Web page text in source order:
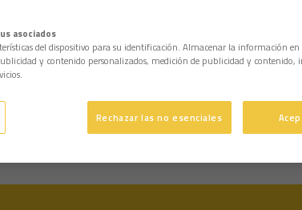
9 años
asociados
del dispositivo para su identificación. Almacenar la información
y contenido personalizados, medición de publicidad y contenido,
Rechazar las no esenciales